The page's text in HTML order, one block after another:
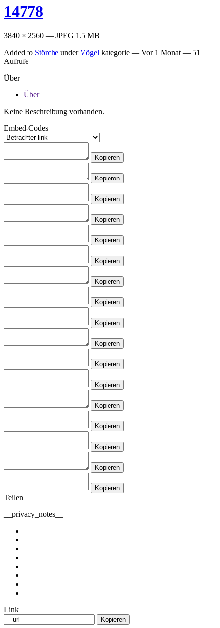
14778
3840 × 2560 — JPEG 1.5 MB
Added to Störche underVögel kategorie — Vor 1 Monat — 51
Aufrufe
Über
Über
Keine Beschreibung vorhanden.
Embed-Codes
Kopieren
Kopieren
Kopieren
Kopieren
Kopieren
Kopieren
Kopieren
Kopieren
Kopieren
Kopieren
Kopieren
Kopieren
Kopieren
Kopieren
Kopieren
Kopieren
Kopieren
Teilen
__privacy_notes__
Link
Kopieren